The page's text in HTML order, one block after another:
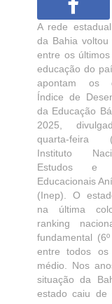
A rede
da Bahia
entre os
educação do
apontam os
Índice de
da Educação
2025,
quarta-
Instituto
Estudos e
Educacionais
(Inep). O
na última
ranking
fundamental
entre todos
médio. Nos
situação da
estado caiu